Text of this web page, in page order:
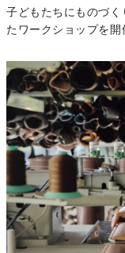
子どもたちにものづ
たワークショップを開